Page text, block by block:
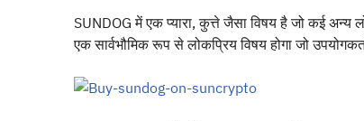
SUNDOG में एक प्यारा, कुत्ते जैसा विषय है जो कई अन्य
एक सार्वभौमिक रूप से लोकप्रिय विषय होगा जो